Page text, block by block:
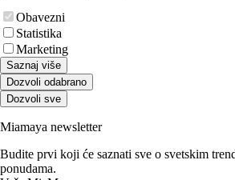
Obavezni
Statistika
Marketing
Saznaj više
Dozvoli odabrano
Dozvoli sve
Miamaya newsletter
Budite prvi koji će saznati sve o svetskim
ponudama.